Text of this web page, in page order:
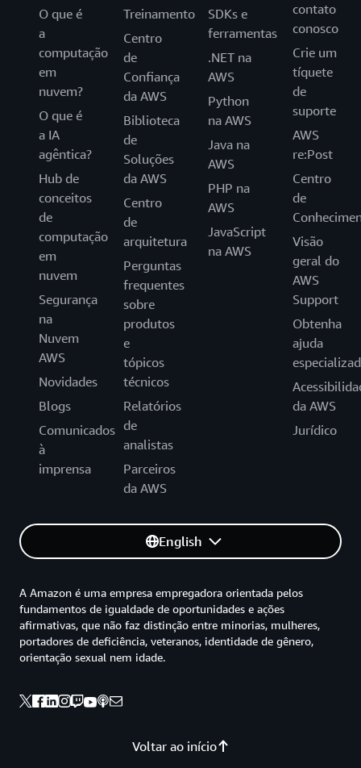
O que é
a
computação
em
nuvem?
O que é
a IA
agêntica?
Hub de
conceitos
de
computação
em
nuvem
Segurança
na
Nuvem
AWS
Novidades
Blogs
Comunicados
à
imprensa
Treinamento
Centro
de
Confiança
da AWS
Biblioteca
de
Soluções
da AWS
Centro
de
arquitetura
Perguntas
frequentes
sobre
produtos
e
tópicos
técnicos
Relatórios
de
analistas
Parceiros
da AWS
SDKs e
ferramentas
.NET na
AWS
Python
na AWS
Java na
AWS
PHP na
AWS
JavaScript
na AWS
contato
conosco
Crie um
tíquete
de
suporte
AWS
re:Post
Centro
de
Visão
geral do
AWS
Support
Obtenha
ajuda
da AWS
Jurídico
English
Voltar ao início
A Amazon é uma empresa empregadora orientada pelos
fundamentos de igualdade de oportunidades e ações
afirmativas, que não faz distinção entre minorias, mulheres,
portadores de deficiência, veteranos, identidade de gênero,
orientação sexual nem idade.